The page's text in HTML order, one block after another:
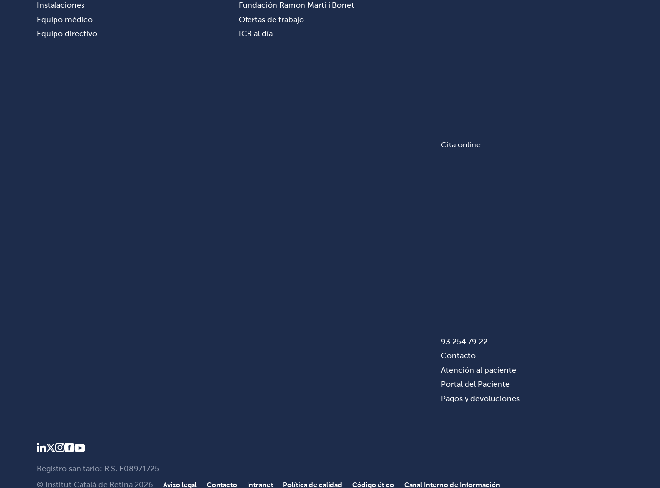
Instalaciones
Equipo médico
Equipo directivo
Fundación Ramon Martí i Bonet
Ofertas de trabajo
ICR al día
Cita online
93 254 79 22
Contacto
Atención al paciente
Portal del Paciente
Pagos y devoluciones
Registro sanitario: R.S. E08971725
© Institut Català de Retina 2026
Aviso legal Contacto Intranet Política de calidad Código ético Canal Interno de Información